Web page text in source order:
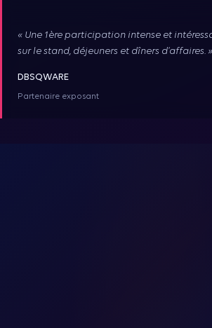
« Une 1ère participation intense et
sur le stand, déjeuners et dîners d'affaires. »
DBSQWARE
Partenaire exposant